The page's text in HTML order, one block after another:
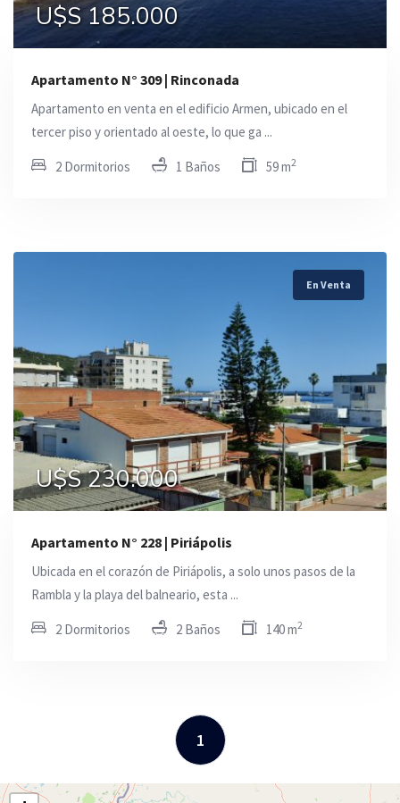
U$S 185.000
Apartamento N° 309 | Rinconada
Apartamento en venta en el edificio Armen, ubicado en el
tercer piso y orientado al oeste, lo que ga ...
2 Dormitorios 1 Baños 59 m2
En Venta
U$S 230.000
Apartamento N° 228 | Piriápolis
Ubicada en el corazón de Piriápolis, a solo unos pasos de la
Rambla y la playa del balneario, esta ...
2 Dormitorios 2 Baños 140 m2
1